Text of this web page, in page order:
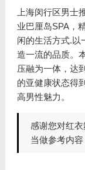
上海闵行区男士
业巴厘岛SPA，
闲的生活方式.以
造一流的品质。
压融为一体，达
的亚健康状态得
高男性魅力。
感谢您对红
当做参考内